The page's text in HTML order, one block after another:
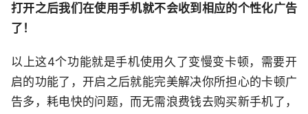
打开之后我们在使用手机就不会收到相应的个性化广告
了！
以上这4个功能就是手机使用久了变慢变卡顿，需要开
启的功能了，开启之后就能完美解决你所担心的卡顿广
告多，耗电快的问题，而无需浪费钱去购买新手机了，